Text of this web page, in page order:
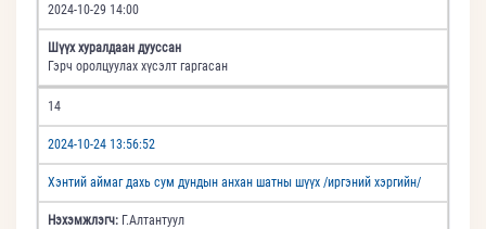
2024-10-29 14:00
Шүүх хуралдаан дууссан
Гэрч оролцуулах хүсэлт гаргасан
14
2024-10-24 13:56:52
Хэнтий аймаг дахь сум дундын анхан шатны шүүх /иргэний хэргийн/
Нэхэмжлэгч: Г.Алтантуул